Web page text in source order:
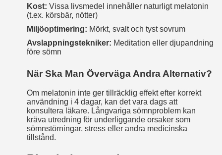
Kost: Vissa livsmedel innehåller naturligt melatonin
(t.ex. körsbär, nötter)
Miljöoptimering: Mörkt, svalt och tyst sovrum
Avslappningstekniker: Meditation eller djupandning
före sömn
När Ska Man Överväga Andra Alternativ?
Om melatonin inte ger tillräcklig effekt efter korrekt
användning i 4 dagar, kan det vara dags att
konsultera läkare. Långvariga sömnproblem kan
kräva utredning för underliggande orsaker som
sömnstörningar, stress eller andra medicinska
tillstånd.